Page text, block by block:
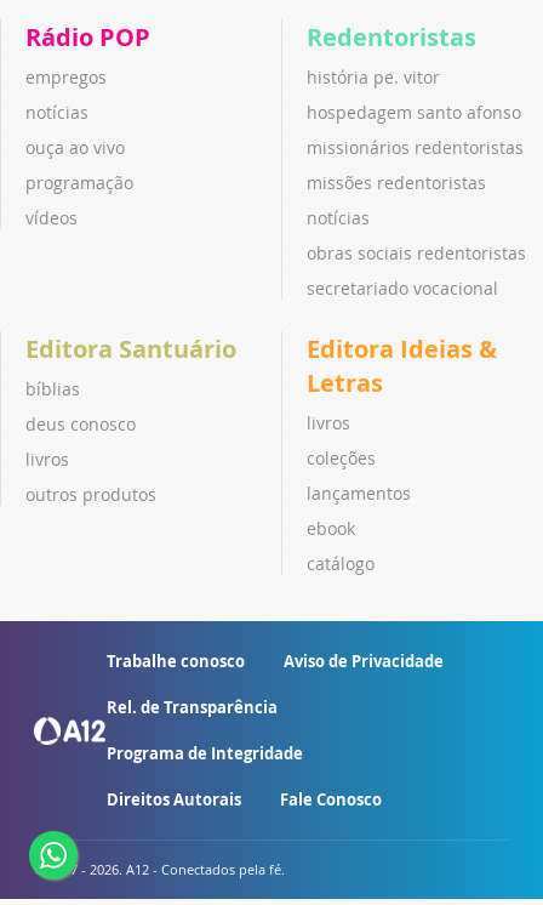
Rádio POP
empregos
notícias
ouça ao vivo
programação
vídeos
Redentoristas
história pe. vitor
hospedagem santo afonso
missionários redentoristas
missões redentoristas
notícias
obras sociais redentoristas
secretariado vocacional
Editora Santuário
bíblias
deus conosco
livros
outros produtos
Editora Ideias &
Letras
livros
coleções
lançamentos
ebook
catálogo
Trabalhe conosco Aviso de Privacidade
Rel. de Transparência
Programa de Integridade
Direitos Autorais Fale Conosco
© 2007 - 2026. A12 - Conectados pela fé.